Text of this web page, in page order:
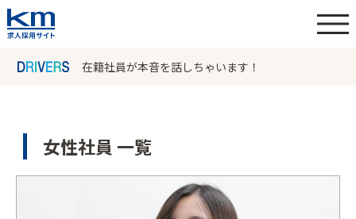
在籍社員が本音を話しちゃいます！
女性社員 一覧